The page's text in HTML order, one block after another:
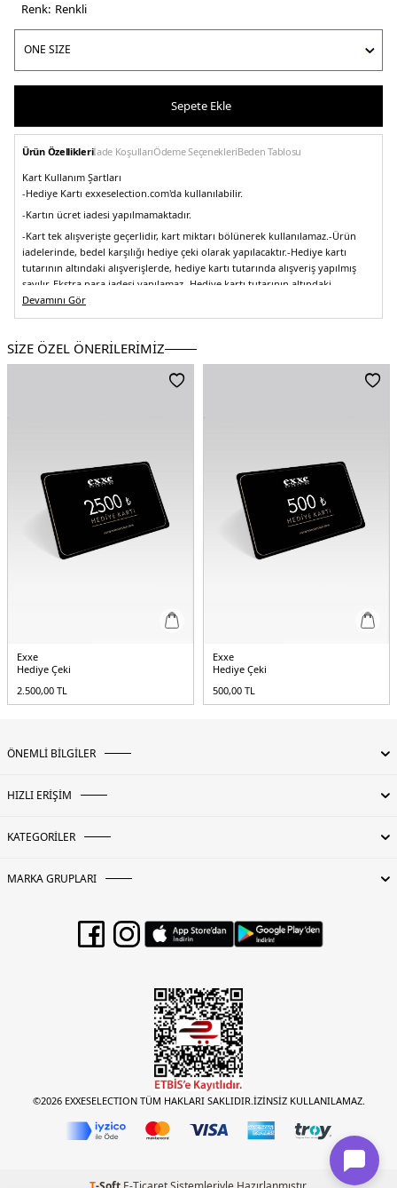
Renk: renkli
Sepete Ekle
Ürün Özellikleriİade KoşullarıÖdeme SeçenekleriBeden Tablosu
Kart Kullanım Şartları
-Hediye Kartı exxeselection.com'da kullanılabilir.
-Kartın ücret iadesi yapılmamaktadır.
-Kart tek alışverişte geçerlidir, kart miktarı bölünerek kullanılamaz.-Ürün
iadelerinde, bedel karşılığı hediye çeki olarak yapılacaktır.-Hediye kartı
tutarının altındaki alışverişlerde, hediye kartı tutarında alışveriş yapılmış
sayılır. Ekstra para iadesi yapılamaz. -Hediye kartı tutarının altındaki
alışverişlerde, kart tutarı üzeri ücret kredi kartı ile tahsil edilecektir.
kartı 3. şahıslarca kullanılabilir.
Devamını Gör
SİZE ÖZEL ÖNERİLERİMİZ
Exxe
Hediye Çeki
2.500,00 TL
Exxe
Hediye Çeki
500,00 TL
ÖNEMLİ BİLGİLER
HIZLI ERİŞİM
KATEGORİLER
MARKA GRUPLARI
©2026 EXXESELECTION TÜM HAKLARI SAKLIDIR.İZİNSİZ KULLANILAMAZ.